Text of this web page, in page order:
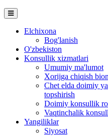
Elchixona
Bog'lanish
O'zbekiston
Konsullik xizmatlari
Umumiy ma'lumot
Xorijga chiqish
Chet elda doimiy
topshirish
Doimiy konsullik
Vaqtinchalik
Yangiliklar
Siyosat